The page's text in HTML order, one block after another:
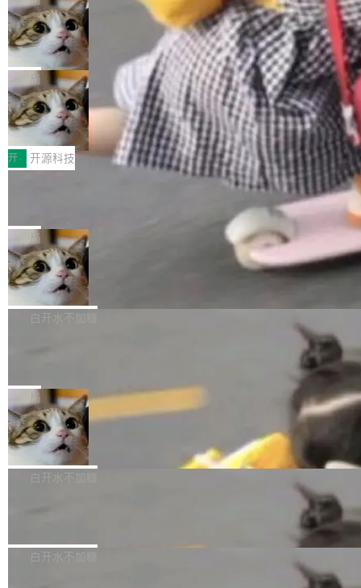
现实 过去两年，CIO们的焦虑清单上多了两项：
一是如何让大模型和智能体应用安全地从PoC走
向生产，二是如何让测试团队跟得上AI应用...
设置，如果用布尔值 + 可空字段来表示——bool
ean 表示是否可切换，nullable 的默认模式、浅
色方案、深色方案——会产生大量无意义的组
合。方案缺了、配置冲突了、全 null 了。要知道
哪些组合有效，作者说，你得靠"文档、校验、或
者部落知识"。 换个写法。Rust 的 enum，两个
变体：Switchable...
个"AI 知识库 + 聊天机器人"——每个大厂都在
做，没什么新鲜的。 但 Kenton Varda 在 Twitte
r 上把事情说清楚了： 今天我们发布了 Cloudfla
re OS，一个带连接器的聊天机器人，跟其他所
有科技公司做的一样。只不过，实际上它不一
样。这是 Sandstorm.io 的重制版，我十年前的
那个创业公司。不同的是，这次它构建在 Cloudf
lare Workers 上——我花了九年时间搭建的平台
——并且深度集成了 AI。这基本上是我十年秘密
Deno 团队开源 Celld，可自托管的分
布式 Durable Objects
Ryan Dahl 领导的 Deno 团队推出了最新开源项
目 Celld，一个能在自己机器上运行 Cloudflare
Workers 和 Durable Objects 的守护进程。 设
计思路很直接：每个对象是一个独立的 SQLite
数据库，按名称寻址，复制到你自己的 S3 兼容
存储库里。节点之间只通过这个存储库协调——
没有控制平面，没有共识协议。每个对象自带一
个小型数据库，应用天然按分片构建，单个数据
库的竞争和爆炸半径问题在设计层面就被消除
了。 闲置的 cell 会休眠到几乎不占资源。当 cel
l 迁移或唤醒时，新宿主从 S3 恢复 SQLite 数据
库继续执行。存储库是持久化的唯一真相...
局
鲁大师7月新机性能/流畅/AI榜：vivo夺
性能、流畅双第一，三星Galaxy Z系列
新折叠缺席
2026年7月的手机市场，由于存储等硬件成本暴
增，手机厂商的日子也不好过啊，新机速度明显
放缓，因此硝烟味淡了许多。新机参数规格除开
高价的三星折叠（三星Galaxy Z Fold8 Ultra / Z
Fold8 / Z Flip8）外，其余要么是中低端机器，
例如iQOO Z11i、REDMI Note 17、REDMI No
te 17 Pro、OPPO K15，要么是vivo X300 E这
样的次旗舰。 Galaxy Z Fold8 Ultra / Z Fold8 /
Z Flip8三款折叠屏新机均在7月22日发布，且全
部搭载骁龙8 Elite Gen5 for Galaxy，它们本该
开 开源科技
Zed 编辑器团队发布了新项目——DeltaDB，一
个在 git commit 之间记录每一次编辑操作的版
本控制系统。目前处于 Early Access 阶段。 De
ltaDB 的核心思路直接写在 landing page 最显
眼的位置：「Software is made between com
mits」——软件是在 commit 之间写出来的。git
是把这段空隙补上。 回退到任何一次编辑：Delt
aDB 捕获 commit 之间的每一次操作，...
局
SpaceXAI 单季资本开支达 183 亿美元
根据风险投资人Tomer Tunguz 博客（VC 分
析）披露的最新分析与第二季度业绩报告，Spac
微软同期总资本开支的四成。 与亚马逊、Alpha
bet、微软以及 Meta 等传统科技巨头相比，Spa
ceXAI的资金消耗速度尤为引人瞩目。然而，支
撑庞大支出的资金来源却呈现出截然不同的面
貌。数据显示，微软和 Meta 主要依托充沛的经
白开水不加糖
一个在终端里运行的编程 agent；Muse Spark
1.2，驱动这个 agent 的新模型。一句话概括：
你可以用 curl -fsSL https://dev.meta.ai/install.
sh | bash 安装一个能在大项目里自动规划、写
代码、验证结果的 AI 终端工具。 据介绍，Muse
个主 agent 循环，外加一组后台 agent。这些后
局
美团开源 LoHoSearch，用知识图谱校
准 AI 能力认知
机器出题的前提，是让机器拥有全局视野。整个
构建流程可以分为四个环节：建图 → 控制难度
白开水不加糖
库，并将作为transport接入Mooncake TENT。
白开水不加糖